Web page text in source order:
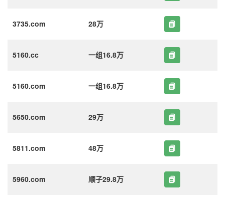
3735.com 28万
5160.cc 一组16.8万
5160.com 一组16.8万
5650.com 29万
5811.com 48万
5960.com 顺子29.8万